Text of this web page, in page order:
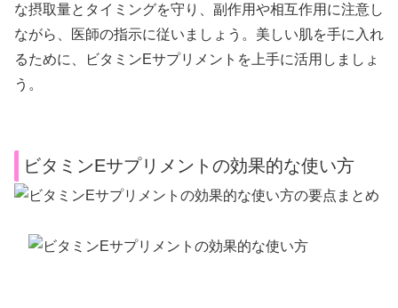
な摂取量とタイミングを守り、副作用や相互作用に注意し
ながら、医師の指示に従いましょう。美しい肌を手に入れ
るために、ビタミンEサプリメントを上手に活用しましょ
う。
ビタミンEサプリメントの効果的な使い方